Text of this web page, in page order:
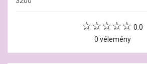
0.0
0 vélemény